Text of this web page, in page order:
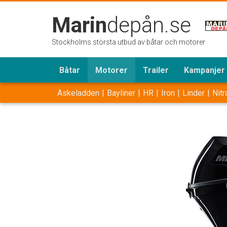
Marindepån.se
Stockholms största utbud av båtar och motorer
Båtar Motorer Trailer Kampanjer
Askeladden Bayliner HR Iron Linder